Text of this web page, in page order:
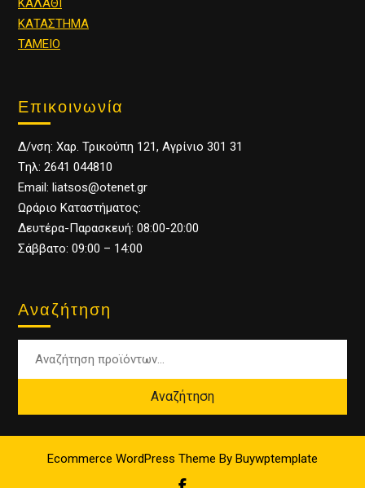
ΚΑΛΑΘΙ
ΚΑΤΑΣΤΗΜΑ
ΤΑΜΕΙΟ
Επικοινωνία
Δ/νση: Χαρ. Τρικούπη 121, Αγρίνιο 301 31
Tηλ: 2641 044810
Email: liatsos@otenet.gr
Ωράριο Καταστήματος:
Δευτέρα-Παρασκευή: 08:00-20:00
Σάββατο: 09:00 – 14:00
Αναζήτηση
Αναζήτηση
Ecommerce WordPress Theme By Buywptemplate